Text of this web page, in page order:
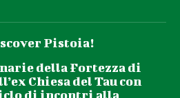
Pistoia!
della Fortezza di
Chiesa del Tau con
di incontri alla